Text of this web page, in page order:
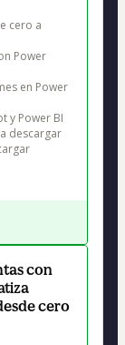
cero a
Power
en Power
y Power BI
descargar
con
cero